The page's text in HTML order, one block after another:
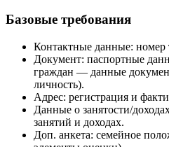
Базовые требования
Контактные данные: номер
Документ: паспортные
граждан — данные
личность).
Адрес: регистрация и
Данные о занятости/
занятий и доходах.
Доп. анкета: семейное